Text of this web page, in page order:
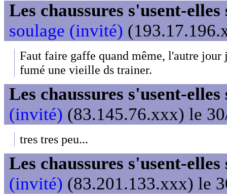
Les chaussures s'usent-
soulage (invité)
Faut faire gaffe quand même, l'autre jour
fumé une vieille ds trainer.
Les chaussures s'usent-
(invité) (83.145.76.xxx) le
tres tres peu...
Les chaussures s'usent-
(invité) (83.201.133.xxx) le